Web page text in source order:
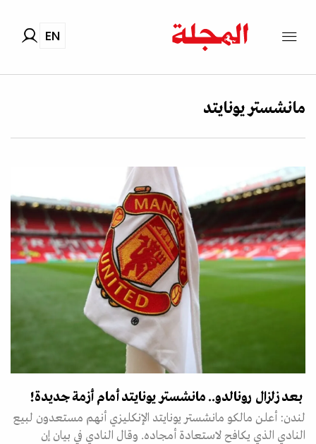
EN
مانشستر يونايتد
بعد زلزال رونالدو.. مانشستر يونايتد أمام أزمة جديدة!
لندن: أعلن مالكو مانشستر يونايتد الإنكليزي أنهم مستعدون لبيع
النادي الذي يكافح لاستعادة أمجاده. وقال النادي في بيان إن